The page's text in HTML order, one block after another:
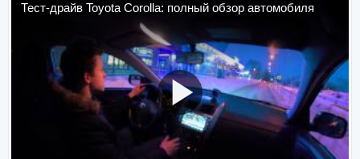
Тест-драйв Toyota Corolla: полный обзор автомобиля